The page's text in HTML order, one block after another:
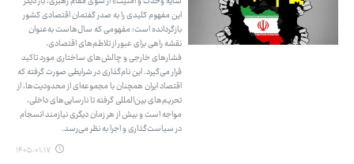
این مفهوم کلیدی را به صدر گفتمان اقتصادی کشور
بازگردانده است؛ مفهومی که سال‌هاست به‌عنوان
نقشه راهی برای عبور از تلاطم‌های اقتصادی،
فشارهای خارجی و چالش‌های ساختاری مورد تاکید
قرار می‌گیرد. این نام‌گذاری در شرایطی صورت گرفته که
اقتصاد ایران همچنان با مجموعه‌ای از محدودیت‌ها، از
تحریم‌های بین‌المللی گرفته تا نارسایی‌های داخلی،
مواجه است و بیش از هر زمان دیگری نیازمند انسجام
در سیاست‌گذاری و اجرا به نظر می‌رسد.
۱۴۰۵.۰۱.۱۷